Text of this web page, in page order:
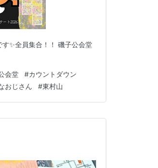
✨全員集合！！ 磯子公会堂
会堂 #カウントダウン
おじさん #東村山